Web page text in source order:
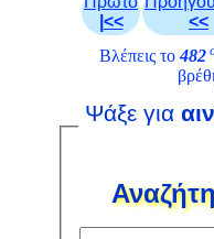
|<<
<<
Βλέπεις το482
Ψάξε για